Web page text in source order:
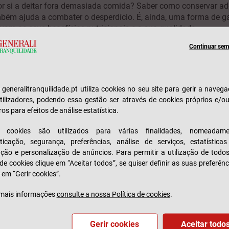
si a deitar fora demasiada comida? Saber como conservar
ajuda a combater o desperdício. É, ainda, uma forma de
os seus benefícios nutricionais e a sua qualidade.
os alimentos também irá proteger a sua qualidade – o
em vitaminas e minerais.
existem para conservar os
boa forma de manter os alimentos conservados, mas não é
físicos que mantêm a frescura dos alimentos durante mais
pode tirar partido de princípios químicos muito simples e
Continuar
generalitranquilidade.pt utiliza cookies no seu site para gerir a
podendo essa gestão ser através de cookies próprios e/
para efeitos de análise estatística.
cookies são utilizados para várias finalidades,
segurança, preferências, análise de serviços,
e personalização de anúncios. Para permitir a utilização de
cookies clique em “Aceitar todos”, se quiser definir as suas
“Gerir cookies”.
informaçõesconsulte a nossa Política de cookies.
Gerir cookies Aceitar